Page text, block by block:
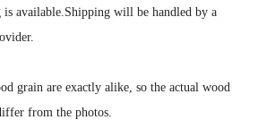
available.Shipping will be handled by a
grain are exactly alike, so the actual wood
from the photos.